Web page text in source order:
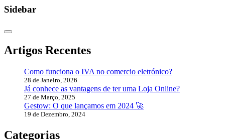
Sidebar
Artigos Recentes
Como funciona o IVA no comercio eletrónico?
28 de Janeiro, 2026
Já conhece as vantagens de ter uma Loja Online?
27 de Março, 2025
Gestow: O que lançamos em 2024 🚀
19 de Dezembro, 2024
Categorias